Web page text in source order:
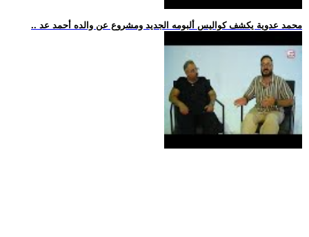
.. محمد عدوية يكشف كواليس ألبومه الجديد ومشروع عن والده أحمد عد